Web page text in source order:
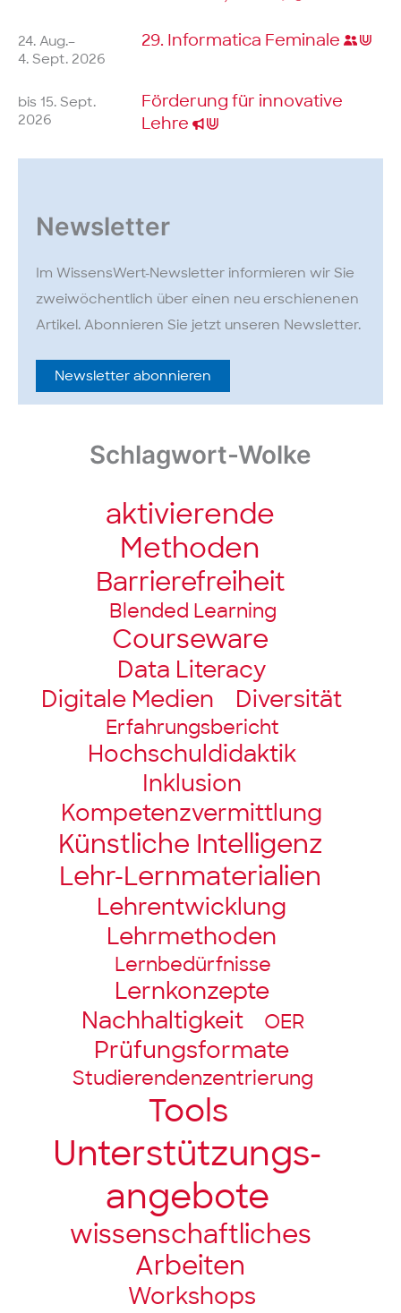
24. Aug.–
4. Sept. 2026
29. Informatica Feminale
bis 15. Sept.
2026
Förderung für innovative
Lehre
Newsletter
Im WissensWert-Newsletter informieren wir Sie
zweiwöchentlich über einen neu erschienenen
Artikel. Abonnieren Sie jetzt unseren Newsletter.
Newsletter abonnieren
Schlagwort-Wolke
aktivierende
Methoden
Barriere­freiheit
Blended Learning
Courseware
Data Literacy
Digitale Medien
Diversität
Erfahrungsbericht
Hochschul­didaktik
Inklusion
Kompetenz­vermittlung
Künstliche Intelligenz
Lehr-Lernmaterialien
Lehrentwicklung
Lehrmethoden
Lernbedürfnisse
Lernkonzepte
Nachhaltigkeit
OER
Prüfungsformate
Studierendenzentrierung
Tools
Unter­stützungs­­
angebote
wissenschaft­liches
Arbeiten
Workshops